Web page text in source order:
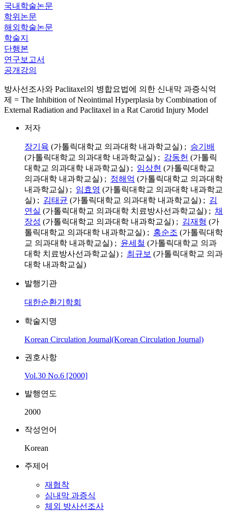
국내학술논문
학위논문
해외학술논문
학술지
단행본
연구보고서
공개강의
방사선조사와 Paclitaxel의 병합요법에 의한 신내막 과증식억
제 = The Inhibition of Neointimal Hyperplasia by Combination of
External Radiation and Paclitaxel in a Rat Carotid Injury Model
저자
장기육 (가톨릭대학교 의과대학 내과학교실) ; 승기배
(가톨릭대학교 의과대학 내과학교실) ; 강동헌 (가톨릭
대학교 의과대학 내과학교실) ; 임상현 (가톨릭대학교
의과대학 내과학교실) ; 정해억 (가톨릭대학교 의과대학
내과학교실) ; 임효영 (가톨릭대학교 의과대학 내과학교
실) ; 김태균 (가톨릭대학교 의과대학 내과학교실) ; 김
연실 (가톨릭대학교 의과대학 치료방사선과학교실) ; 채
장성 (가톨릭대학교 의과대학 내과학교실) ; 김재형 (가
톨릭대학교 의과대학 내과학교실) ; 홍순조 (가톨릭대학
교 의과대학 내과학교실) ; 윤세철 (가톨릭대학교 의과
대학 치료방사선과학교실) ; 최규보 (가톨릭대학교 의과
대학 내과학교실)
발행기관
대한순환기학회
학술지명
Korean Circulation Journal(Korean Circulation Journal)
권호사항
Vol.30 No.6 [2000]
발행연도
2000
작성언어
Korean
주제어
재협착
심내막 과증식
체외 방사선조사